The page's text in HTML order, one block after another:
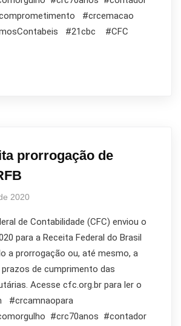
#crcemacao
#21cbc #CFC
prorrogação de
2020
de Contabilidade (CFC) enviou o
para a Receita Federal do Brasil
a prorrogação ou, até mesmo, a
de cumprimento das
Acesse cfc.org.br para ler o
#crcamnaopara
#crc70anos #contador